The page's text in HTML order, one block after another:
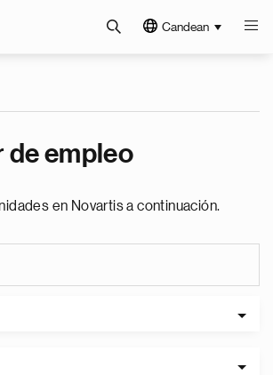
Candean
de empleo
en Novartis a continuación.